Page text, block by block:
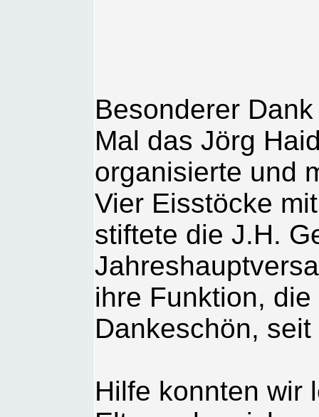
Besonderer
Mal das Jörg
organisierte und
Vier Eisstöcke
stiftete die J.H.
ihre Funktion,
Dankeschön,
Hilfe konnten wir